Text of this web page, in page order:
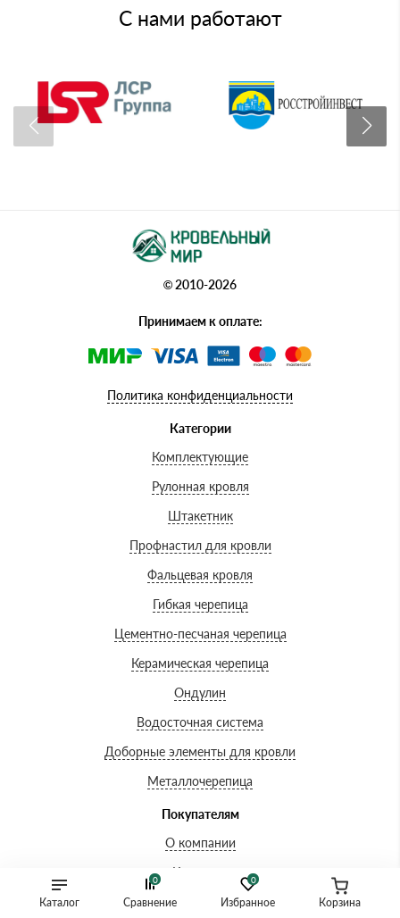
Каталог
0
Избранное
0
Сравнение Корзина
С нами работают
© 2010-2026
Принимаем к оплате:
Политика конфиденциальности
Категории
Комплектующие
Рулонная кровля
Штакетник
Профнастил для кровли
Фальцевая кровля
Гибкая черепица
Цементно-песчаная черепица
Керамическая черепица
Ондулин
Водосточная система
Доборные элементы для кровли
Металлочерепица
Покупателям
О компании
Контакты
Доставка и оплата